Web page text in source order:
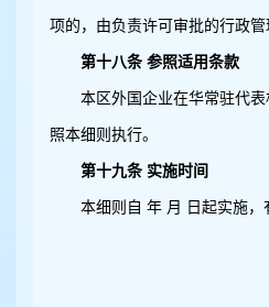
项的，由负责许可审批的行政管
第十八条 参照适用条款
本区外国企业在华常驻代
照本细则执行。
第十九条 实施时间
本细则自 年 月 日起实施，